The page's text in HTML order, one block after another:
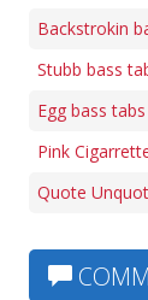
Backstrokin
Stubb bass
Egg bass tabs
Pink
Quote